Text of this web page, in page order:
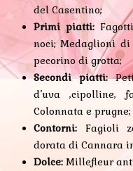
del Casentino;
Primi piatti:
noci; Medaglioni
pecorino di grotta;
Secondi piatti:
d’uva
Colonnata e prugne;
Contorni: Fagioli
dorata di Cannara
Dolce: Millefleur